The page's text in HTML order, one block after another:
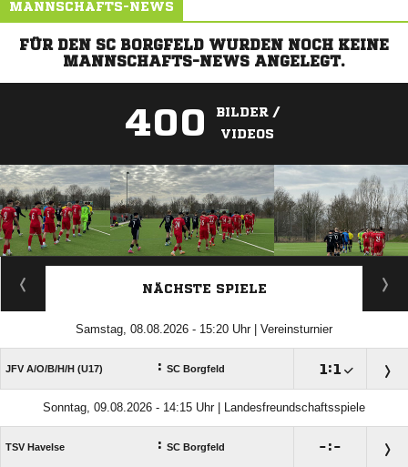
MANNSCHAFTS-NEWS
FÜR DEN SC BORGFELD WURDEN NOCH KEINE
MANNSCHAFTS-NEWS ANGELEGT.
400
BILDER /
VIDEOS
ANZEIGE
NÄCHSTE SPIELE
Samstag, 08.08.2026 - 15:20 Uhr | Vereinsturnier
JFV A/​O/​B/​H/​H (U17) : SC Borgfeld :
Sonntag, 09.08.2026 - 14:15 Uhr | Landesfreundschaftsspiele
TSV Havelse : SC Borgfeld :